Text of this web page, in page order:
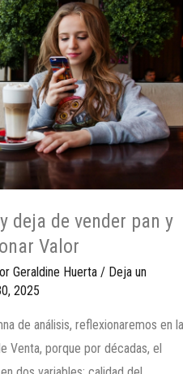
deja de vender pan y
Valor
Geraldine Huerta / Deja un
2025
de análisis, reflexionaremos en la
Venta, porque por décadas, el